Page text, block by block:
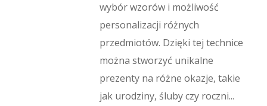
wybór wzorów i możliwość
personalizacji różnych
przedmiotów. Dzięki tej technice
można stworzyć unikalne
prezenty na różne okazje, takie
jak urodziny, śluby czy roczni...